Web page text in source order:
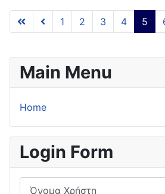
1 2 3 4 5
Main Menu
Home
Login Form
Όνομα Χρήστη